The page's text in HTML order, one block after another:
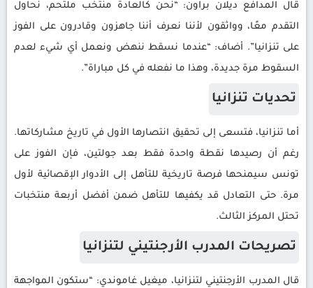
قال المدافع ديلان براون: “نحن كالعادة منتخب ملتحم، نحاول
التقدم معًا، وواثقون لأننا نعرف أننا جاهزون وقادرون على الفوز
على تنزانيا”. أضاف: “عندما نسقط ننهض ونعمل أي شيء لعدم
السقوط مرة جديدة، وهذا ما نفعله في كل مباراة”.
تحديات تنزانيا
أما تنزانيا، فتسعى إلى تحقيق انتصارها الأول في تاريخ مشاركاتها.
رغم أن رصيدها نقطة واحدة فقط بعد جولتين، فإن الفوز على
تونس سيمنحها فرصة تاريخية للتأهل إلى الأدوار الإقصائية لأول
مرة. حتى التعادل قد يكفيها للتأهل ضمن أفضل أربعة منتخبات
تحتل المركز الثالث.
تصريحات المدرب الأرجنتيني لتنزانيا
قال المدرب الأرجنتيني لتنزانيا، ميغيل غاموندي: “ستكون المواجهة